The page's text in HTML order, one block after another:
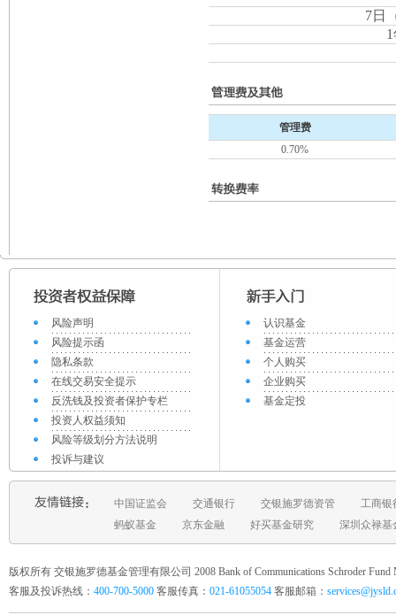
7日
管理费
0.70%
风险声明
风险提示函
隐私条款
在线交易安全提示
反洗钱及投资者保护专栏
投资人权益须知
风险等级划分方法说明
投诉与建议
认识基金
基金运营
个人购买
企业购买
基金定投
中国证监会 交通银行 交银施罗德资管
工商银
蚂蚁基金
京东金融 好买基金研究 深圳众禄基
版权所有 交银施罗德基金管理有限公司 2008 Bank of Communications Schroder Fund
客服及投诉热线： 400-700-5000 客服传真： 021-61055054 客服邮箱：